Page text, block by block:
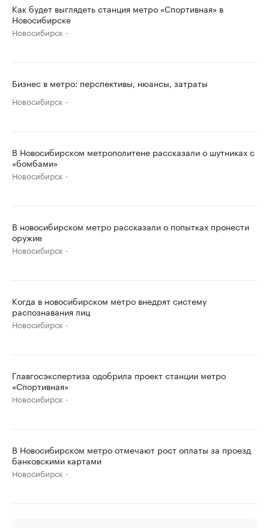
Как будет выглядеть станция метро «Спортивная» в
Новосибирске
Новосибирск
Бизнес в метро: перспективы, нюансы, затраты
Новосибирск
В Новосибирском метрополитене рассказали о шутниках с
«бомбами»
Новосибирск
В новосибирском метро рассказали о попытках пронести
оружие
Новосибирск
Когда в новосибирском метро внедрят систему
распознавания лиц
Новосибирск
Главгосэкспертиза одобрила проект станции метро
«Спортивная»
Новосибирск
В Новосибирском метро отмечают рост оплаты за проезд
банковскими картами
Новосибирск